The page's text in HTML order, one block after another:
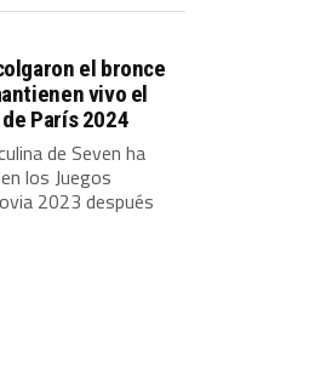
el bronce
vivo el
París 2024
de Seven ha
los Juegos
2023 después